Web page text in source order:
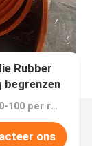
Rubber
begrenzen
Prijs：USD 50-100 per roll
ons